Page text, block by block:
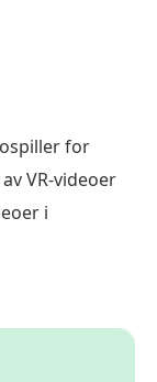
for
VR-videoer
i